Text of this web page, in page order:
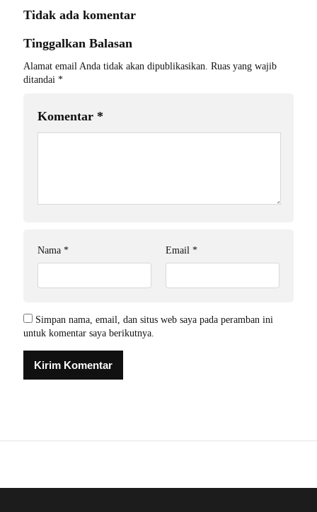
Tidak ada komentar
Tinggalkan Balasan
Alamat email Anda tidak akan dipublikasikan. Ruas yang wajib
ditandai *
Komentar *
Nama * Email *
Simpan nama, email, dan situs web saya pada peramban ini
untuk komentar saya berikutnya.